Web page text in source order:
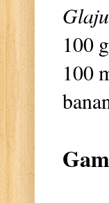
100
100